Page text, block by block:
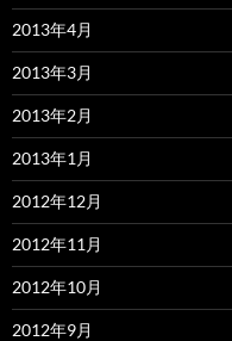
2013年4月
2013年3月
2013年2月
2013年1月
2012年12月
2012年11月
2012年10月
2012年9月